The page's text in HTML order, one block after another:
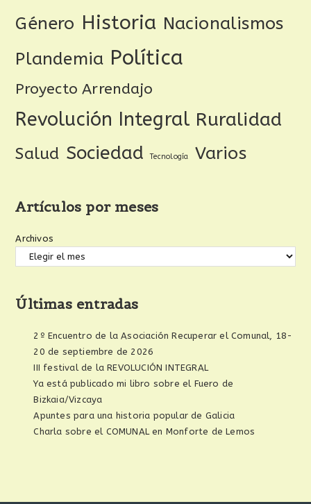
Género Historia Nacionalismos
Plandemia Política
Proyecto Arrendajo
Revolución Integral Ruralidad
Salud Sociedad Tecnología Varios
Artículos por meses
Archivos
Últimas entradas
2º Encuentro de la Asociación Recuperar el Comunal, 18-
20 de septiembre de 2026
III festival de la REVOLUCIÓN INTEGRAL
Ya está publicado mi libro sobre el Fuero de
Bizkaia/Vizcaya
Apuntes para una historia popular de Galicia
Charla sobre el COMUNAL en Monforte de Lemos